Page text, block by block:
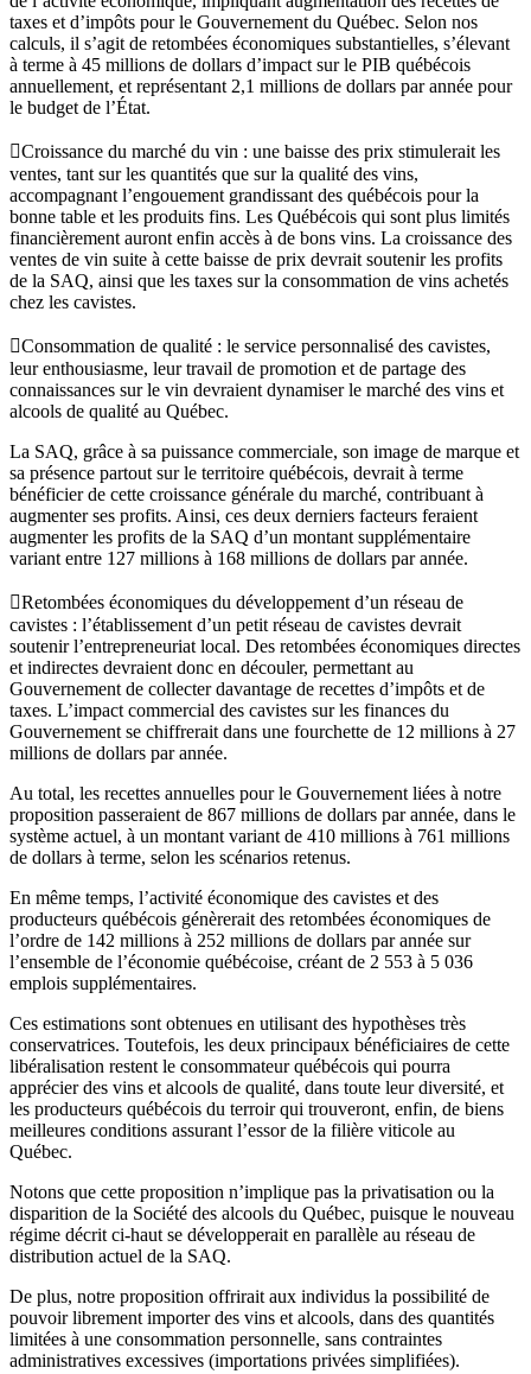
taxes et d’impôts pour le Gouvernement du Québec. Selon nos
calculs, il s’agit de retombées économiques substantielles, s’élevant
à terme à 45 millions de dollars d’impact sur le PIB québécois
annuellement, et représentant 2,1 millions de dollars par année pour
le budget de l’État.
Croissance du marché du vin : une baisse des prix stimulerait les
ventes, tant sur les quantités que sur la qualité des vins,
accompagnant l’engouement grandissant des québécois pour la
bonne table et les produits fins. Les Québécois qui sont plus limités
financièrement auront enfin accès à de bons vins. La croissance des
ventes de vin suite à cette baisse de prix devrait soutenir les profits
de la SAQ, ainsi que les taxes sur la consommation de vins achetés
chez les cavistes.
Consommation de qualité : le service personnalisé des cavistes,
leur enthousiasme, leur travail de promotion et de partage des
connaissances sur le vin devraient dynamiser le marché des vins et
alcools de qualité au Québec.
La SAQ, grâce à sa puissance commerciale, son image de marque et
sa présence partout sur le territoire québécois, devrait à terme
bénéficier de cette croissance générale du marché, contribuant à
augmenter ses profits. Ainsi, ces deux derniers facteurs feraient
augmenter les profits de la SAQ d’un montant supplémentaire
variant entre 127 millions à 168 millions de dollars par année.
Retombées économiques du développement d’un réseau de
cavistes : l’établissement d’un petit réseau de cavistes devrait
soutenir l’entrepreneuriat local. Des retombées économiques directes
et indirectes devraient donc en découler, permettant au
Gouvernement de collecter davantage de recettes d’impôts et de
taxes. L’impact commercial des cavistes sur les finances du
Gouvernement se chiffrerait dans une fourchette de 12 millions à 27
millions de dollars par année.
Au total, les recettes annuelles pour le Gouvernement liées à notre
proposition passeraient de 867 millions de dollars par année, dans le
système actuel, à un montant variant de 410 millions à 761 millions
de dollars à terme, selon les scénarios retenus.
En même temps, l’activité économique des cavistes et des
producteurs québécois génèrerait des retombées économiques de
l’ordre de 142 millions à 252 millions de dollars par année sur
l’ensemble de l’économie québécoise, créant de 2 553 à 5 036
emplois supplémentaires.
Ces estimations sont obtenues en utilisant des hypothèses très
conservatrices. Toutefois, les deux principaux bénéficiaires de cette
libéralisation restent le consommateur québécois qui pourra
apprécier des vins et alcools de qualité, dans toute leur diversité, et
les producteurs québécois du terroir qui trouveront, enfin, de biens
meilleures conditions assurant l’essor de la filière viticole au
Québec.
Notons que cette proposition n’implique pas la privatisation ou la
disparition de la Société des alcools du Québec, puisque le nouveau
régime décrit ci-haut se développerait en parallèle au réseau de
distribution actuel de la SAQ.
De plus, notre proposition offrirait aux individus la possibilité de
pouvoir librement importer des vins et alcools, dans des quantités
limitées à une consommation personnelle, sans contraintes
administratives excessives (importations privées simplifiées).